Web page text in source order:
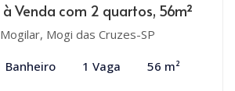
Venda com 2 quartos, 56m²
Mogi das Cruzes-SP
Banheiro 1 Vaga 56 m²